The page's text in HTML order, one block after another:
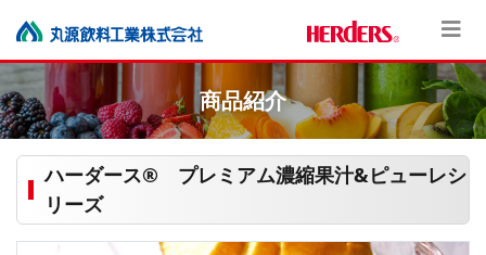
商品紹介
ハーダース® プレミアム濃縮果汁&ピューレシ
リーズ